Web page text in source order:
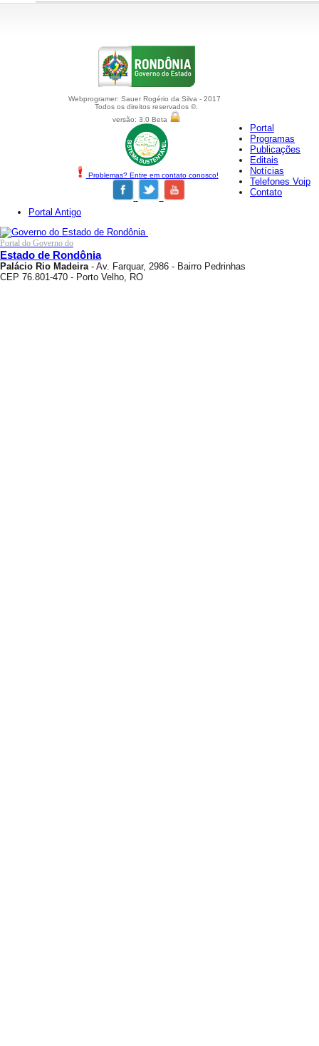
Webprogramer: Sauer Rogério da Silva - 2017
Todos os direitos reservados ©.
versão: 3.0 Beta
Problemas? Entre em contato conosco!
Portal
Programas
Publicações
Editais
Notícias
Telefones Voip
Contato
Portal Antigo
Portal do Governo do
Estado de Rondônia
Palácio Rio Madeira- Av. Farquar, 2986 - Bairro Pedrinhas
CEP 76.801-470 - Porto Velho, RO